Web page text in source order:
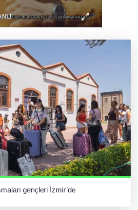
toplu sünnet şöleni
gençleri İzmir’de